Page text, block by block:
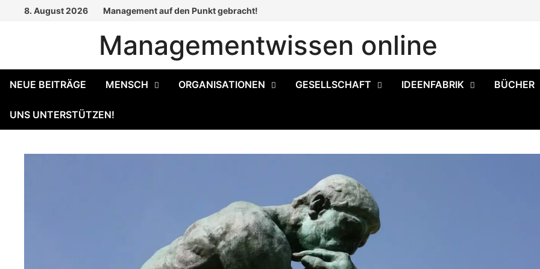
8. August 2026 Management auf den Punkt gebracht!
Managementwissen online
NEUE BEITRÄGE MENSCH ORGANISATIONEN GESELLSCHAFT IDEENFABRIK BÜCHER
UNS UNTERSTÜTZEN!